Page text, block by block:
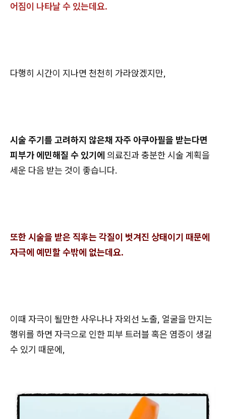
어짐이 나타날 수 있는데요.
다행히 시간이 지나면 천천히 가라앉겠지만,
시술 주기를 고려하지 않은채 자주 아쿠아필을 받는다면
피부가 에민해질 수 있기에 의료진과 충분한 시술 계획을
세운 다음 받는 것이 좋습니다.
또한 시술을 받은 직후는 각질이 벗겨진 상태이기 때문에
자극에 예민할 수밖에 없는데요.
이때 자극이 될만한 사우나나 자외선 노출, 얼굴을 만지는
행위를 하면 자극으로 인한 피부 트러블 혹은 염증이 생길
수 있기 때문에,